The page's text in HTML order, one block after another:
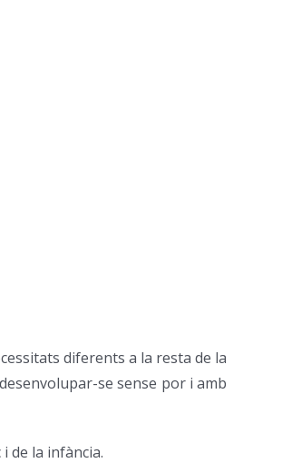
diferents a la resta de la
se sense por i amb
de la infància.